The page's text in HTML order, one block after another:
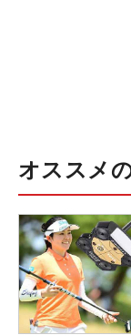
オススメ